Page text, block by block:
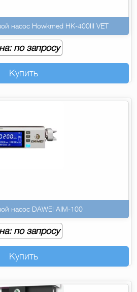
насос Howkmed HK-400III VET
по запросу
Купить
насос DAWEI AIM-100
по запросу
Купить